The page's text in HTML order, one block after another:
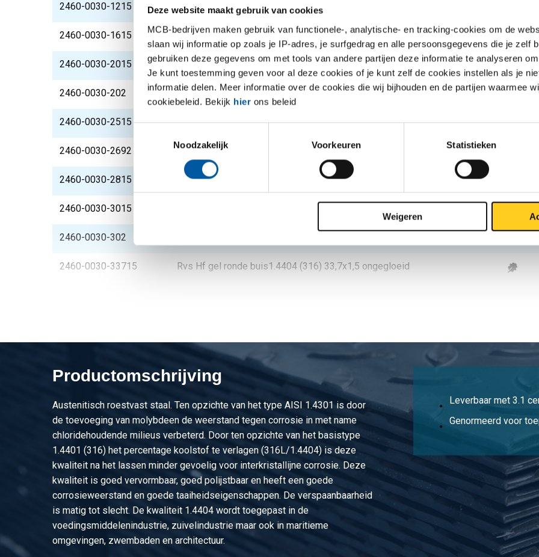
Deze website maakt gebruik van cookies
MCB-bedrijven maken gebruik van functionele-, analytische- en tracking-cookies om de
slaan wij informatie op zoals je IP-adres, je surfgedrag en alle persoonsgegevens die je zelf
gebruiken deze gegevens om met tools van andere partijen deze informatie te analyseren
Je kunt toestemming geven voor al deze cookies of je kunt zelf de cookies instellen als je
informatie delen. Meer informatie over de cookies die wij bijhouden en de partijen waarmee
cookiebeleid. Bekijk hier ons beleid
Noodzakelijk
Voorkeuren Statistieken
Weigeren
2460-0030-1215 Rvs Hf gel ronde buis1.4404 (316) 12x1,5 ongegloeid
2460-0030-1615 Rvs Hf gel ronde buis1.4404 (316) 16x1,5 ongegloeid
2460-0030-2015 Rvs Hf gel ronde buis1.4404 (316) 20x1,5 ongegloeid
2460-0030-202 Rvs Hf gel ronde buis1.4404 (316) 20x2 ongegloeid
2460-0030-2515 Rvs Hf gel ronde buis1.4404 (316) 25x1,5 ongegloeid
2460-0030-2692 Rvs Hf gel ronde buis1.4404 (316) 26,9x2 ongegloeid
2460-0030-2815 Rvs Hf gel ronde buis1.4404 (316) 28x1,5 ongegloeid
2460-0030-3015
2460-0030-302
2460-0030-33715 Rvs Hf gel ronde buis1.4404 (316) 33,7x1,5 ongegloeid
Rvs Hf gel ronde buis1.4404 (316) 40x1,5 ongegloeid
2460-0030-402 Rvs Hf gel ronde buis1.4404 (316) 40x2 ongegloeid
2460-0030-42415 Rvs Hf gel ronde buis1.4404 (316) 42,4x1,5 ongegloeid
2460-0030-4242 Rvs Hf gel ronde buis1.4404 (316) 42,4x2 ongegloeid
2460-0030-42425 Rvs Hf gel ronde buis1.4404 (316) 42,4x2,5 ongegloeid
2460-0030-4315 Rvs Hf gel ronde buis1.4404 (316) 43x1,5 ongegloeid
2460-0030-48315 Rvs Hf gel ronde buis1.4404 (316) 48,3x1,5 ongegloeid
Productomschrijving
Austenitisch roestvast staal. Ten opzichte van het type AISI 1.4301 is door
de toevoeging van molybdeen de weerstand tegen corrosie in met name
chloridehoudende milieus verbeterd. Door ten opzichte van het basistype
1.4401 (316) het percentage koolstof te verlagen (316L/1.4404) is deze
kwaliteit na het lassen minder gevoelig voor interkristallijne corrosie. Deze
kwaliteit is goed vervormbaar, goed polijstbaar en heeft een goede
corrosieweerstand en goede taaiheidseigenschappen. De verspaanbaarheid
is matig tot slecht. De kwaliteit 1.4404 wordt toegepast in de
voedingsmiddelenindustrie, zuivelindustrie maar ook in maritieme
omgevingen, zwembaden en architectuur.
Leverbaar met 3.1
Genormeerd voor